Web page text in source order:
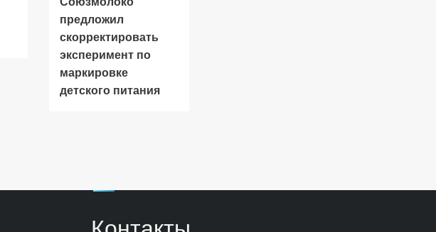
предложил
скорректировать
эксперимент по
маркировке
детского питания